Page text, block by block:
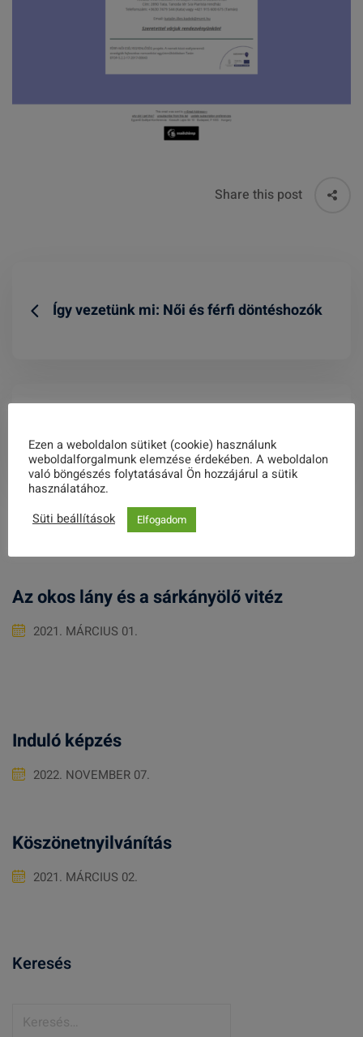
Share this post
Így vezetünk mi: Női és férfi döntéshozók
Related Posts
Az okos lány és a sárkányölő vitéz
2021. MÁRCIUS 01.
Induló képzés
2022. NOVEMBER 07.
Köszönetnyilvánítás
2021. MÁRCIUS 02.
Keresés
Ezen a weboldalon sütiket (cookie) használunk
weboldalforgalmunk elemzése érdekében. A weboldalon
való böngészés folytatásával Ön hozzájárul a sütik
használatához.
Süti beállítások
Elfogadom